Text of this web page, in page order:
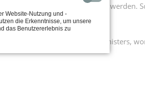
vorsieht, muss geändert werden.
auf die Ankündigung des Ministers,
Website-Nutzung und -
die Erkenntnisse, um unsere
das Benutzererlebnis zu